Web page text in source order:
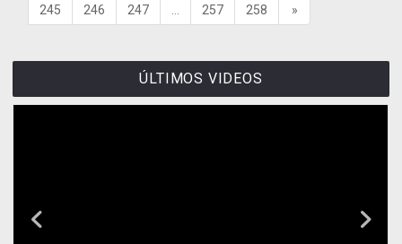
245 246 247 257 258 »
ÚLTIMOS VIDEOS